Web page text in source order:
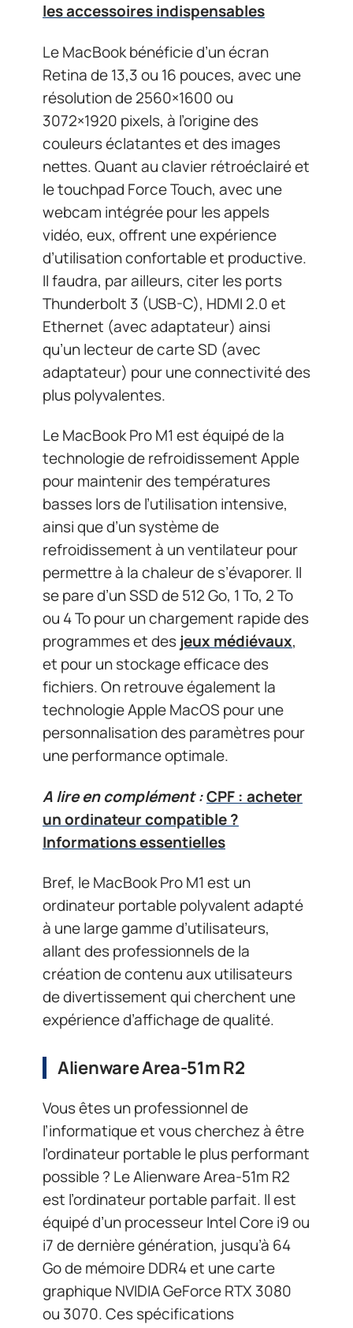
les accessoires indispensables
Le MacBook bénéficie d’un écran
Retina de 13,3 ou 16 pouces, avec une
résolution de 2560×1600 ou
3072×1920 pixels, à l’origine des
couleurs éclatantes et des images
nettes. Quant au clavier rétroéclairé et
le touchpad Force Touch, avec une
webcam intégrée pour les appels
vidéo, eux, offrent une expérience
d’utilisation confortable et productive.
Il faudra, par ailleurs, citer les ports
Thunderbolt 3 (USB-C), HDMI 2.0 et
Ethernet (avec adaptateur) ainsi
qu’un lecteur de carte SD (avec
adaptateur) pour une connectivité des
plus polyvalentes.
Le MacBook Pro M1 est équipé de la
technologie de refroidissement Apple
pour maintenir des températures
basses lors de l’utilisation intensive,
ainsi que d’un système de
refroidissement à un ventilateur pour
permettre à la chaleur de s’évaporer. Il
se pare d’un SSD de 512 Go, 1 To, 2 To
ou 4 To pour un chargement rapide des
programmes et desjeux médiévaux,
et pour un stockage efficace des
fichiers. On retrouve également la
technologie Apple MacOS pour une
personnalisation des paramètres pour
une performance optimale.
A lire en complément :CPF : acheter
un ordinateur compatible ?
Informations essentielles
Bref, le MacBook Pro M1 est un
ordinateur portable polyvalent adapté
à une large gamme d’utilisateurs,
allant des professionnels de la
création de contenu aux utilisateurs
de divertissement qui cherchent une
expérience d’affichage de qualité.
Alienware Area-51m R2
Vous êtes un professionnel de
l’informatique et vous cherchez à être
l’ordinateur portable le plus performant
possible ? Le Alienware Area-51m R2
est l’ordinateur portable parfait. Il est
équipé d’un processeur Intel Core i9 ou
i7 de dernière génération, jusqu’à 64
Go de mémoire DDR4 et une carte
graphique NVIDIA GeForce RTX 3080
ou 3070. Ces spécifications